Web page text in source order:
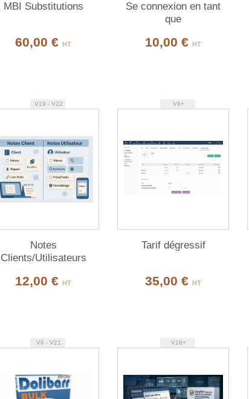
MBI Substitutions
60,00 € HT
Se connexion en tant
que
10,00 € HT
V19 - V22
Notes
Clients/Utilisateurs
12,00 € HT
V6+
Tarif dégressif
35,00 € HT
V6 - V21 V16+